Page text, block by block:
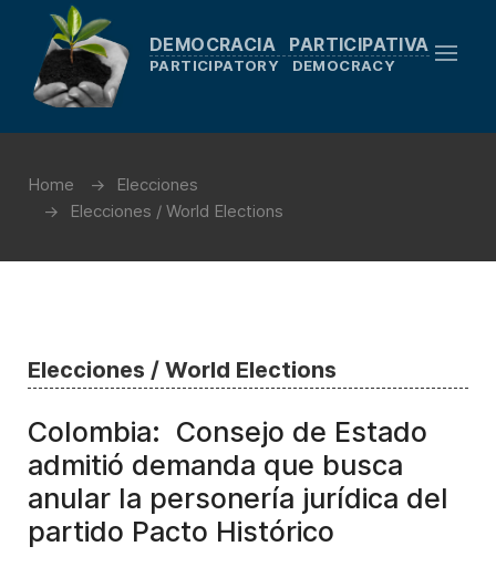
DEMOCRACIA PARTICIPATIVA
PARTICIPATORY DEMOCRACY
Home
Elecciones
Elecciones / World Elections
Elecciones / World Elections
Colombia: Consejo de Estado
admitió demanda que busca
anular la personería jurídica del
partido Pacto Histórico